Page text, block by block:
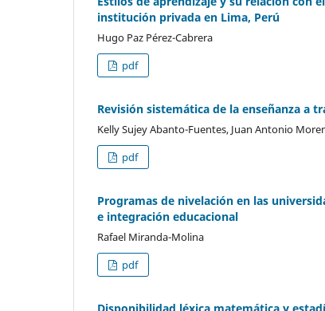
institución privada en Lima, Perú
Hugo Paz Pérez-Cabrera
pdf
Revisión sistemática de la enseñanza a
Kelly Sujey Abanto-Fuentes, Juan Antonio
pdf
Programas de nivelación en las
e integración educacional
Rafael Miranda-Molina
pdf